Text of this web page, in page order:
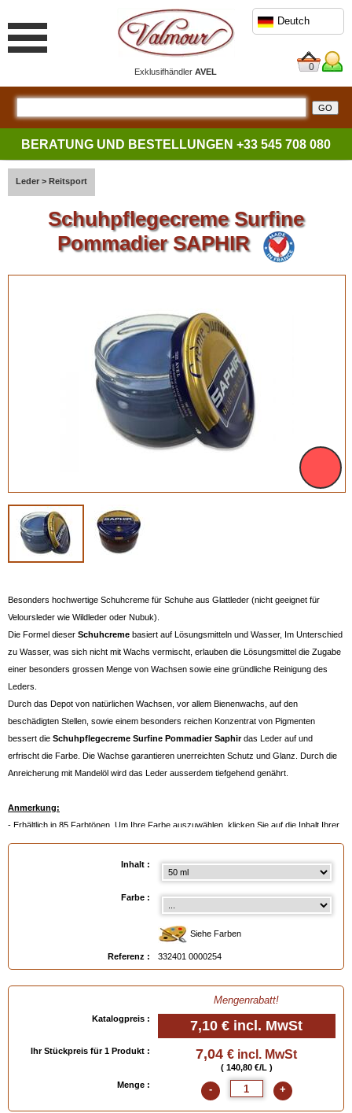
ExklusifhändlerAVEL
Deutch
0
BERATUNG UND BESTELLUNGEN +33 545 708 080
Leder > Reitsport
Schuhpflegecreme Surfine
Pommadier SAPHIR
Besonders hochwertige Schuhcreme für Schuhe aus Glattleder (nicht geeignet für
Veloursleder wie Wildleder oder Nubuk).
Die Formel dieser Schuhcreme basiert auf Lösungsmitteln und Wasser, Im Unterschied
zu Wasser, was sich nicht mit Wachs vermischt, erlauben die Lösungsmittel die Zugabe
einer besonders grossen Menge von Wachsen sowie eine gründliche Reinigung des
Leders.
Durch das Depot von natürlichen Wachsen, vor allem Bienenwachs, auf den
beschädigten Stellen, sowie einem besonders reichen Konzentrat von Pigmenten
bessert die Schuhpflegecreme Surfine Pommadier Saphirdas Leder auf und
erfrischt die Farbe. Die Wachse garantieren unerreichten Schutz und Glanz. Durch die
Anreicherung mit Mandelöl wird das Leder ausserdem tiefgehend genährt.
Anmerkung:
- Erhältlich in 85 Farbtönen. Um Ihre Farbe auszuwählen, klicken Sie auf die Inhalt Ihrer
Wahl und dann auf die Farbpalette
ein Farbmuster bestellen
: 50 ml, 500 ml, 500 ml auf Bestellung
Inhalt :
Farbe :
Siehe Farben
Referenz : 332401 0000254
Mengenrabatt!
Katalogpreis : 7,10 € incl. MwSt
Ihr Stückpreis für 1 Produkt : 7,04 € incl. MwSt
( 140,80 €/L )
Menge :
- +